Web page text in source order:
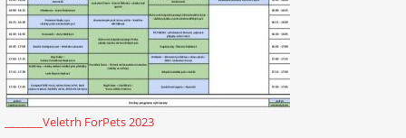
602 692 130
info@fretkyboleslav.cz
© 2026 eStránky.cz |RSS|WebSlice |Tisk|Aktualizováno: 1. 8. 2026
_______Veletrh ForPets 2023